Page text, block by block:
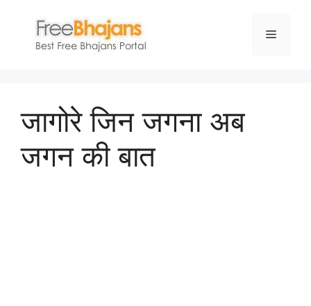
content
Menu
जागोरे जिन जगना अब
जगन की बात